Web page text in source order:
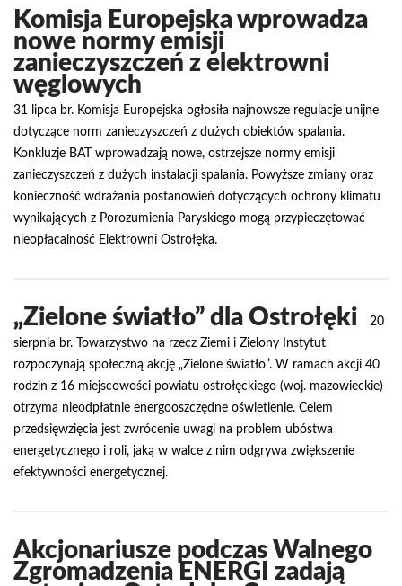
Komisja Europejska wprowadza
nowe normy emisji
zanieczyszczeń z elektrowni
węglowych
31 lipca br. Komisja Europejska ogłosiła najnowsze regulacje unijne
dotyczące norm zanieczyszczeń z dużych obiektów spalania.
Konkluzje BAT wprowadzają nowe, ostrzejsze normy emisji
zanieczyszczeń z dużych instalacji spalania. Powyższe zmiany oraz
konieczność wdrażania postanowień dotyczących ochrony klimatu
wynikających z Porozumienia Paryskiego mogą przypieczętować
nieopłacalność Elektrowni Ostrołęka.
„Zielone światło” dla Ostrołęki
20
sierpnia br. Towarzystwo na rzecz Ziemi i Zielony Instytut
rozpoczynają społeczną akcję „Zielone światło”. W ramach akcji 40
rodzin z 16 miejscowości powiatu ostrołęckiego (woj. mazowieckie)
otrzyma nieodpłatnie energooszczędne oświetlenie. Celem
przedsięwzięcia jest zwrócenie uwagi na problem ubóstwa
energetycznego i roli, jaką w walce z nim odgrywa zwiększenie
efektywności energetycznej.
Akcjonariusze podczas Walnego
Zgromadzenia ENERGI zadają